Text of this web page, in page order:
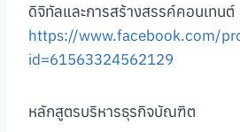
ดิจิทัลและการสร้างสรรค์คอนเทนต์
https://www.facebook.com/
id=61563324562129
หลักสูตรบริหารธุรกิจบัณฑิต